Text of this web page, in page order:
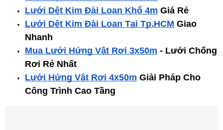
Lưới Dệt Kim Đài Loan Khổ 4m Giá Rẻ
Lưới Dệt Kim Đài Loan Tại Tp.HCM Giao
Nhanh
Mua Lưới Hứng Vật Rơi 3x50m - Lưới Chống
Rơi Rẻ Nhất
Lưới Hứng Vật Rơi 4x50m Giải Pháp Cho
Công Trình Cao Tầng